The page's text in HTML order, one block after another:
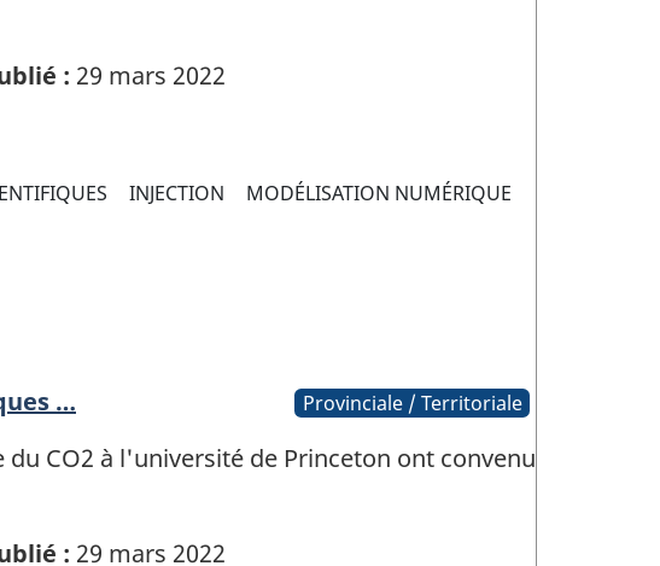
: 29 mars 2022
INJECTION
MODÉLISATION NUMÉRIQUE
… Provinciale / Territoriale
CO2 à l'université de Princeton ont convenu
: 29 mars 2022